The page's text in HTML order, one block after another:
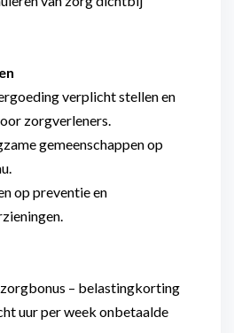
verplicht stellen en
zorgverleners.
gemeenschappen op
op preventie en
– belastingkorting
uur per week onbetaalde